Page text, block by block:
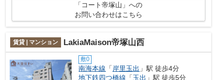
「コート帝塚山」への
お問い合わせはこちら
賃貸 | マンション LakiaMaison帝塚山西
敷0
南海本線 「岸里玉出 」駅 徒歩4分
地下鉄四つ橋線 「玉出 」駅 徒歩5分